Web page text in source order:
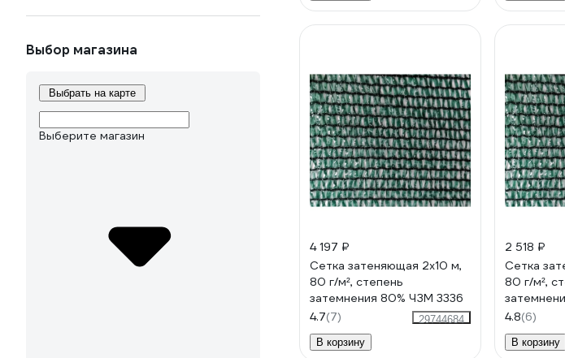
Выбор магазина
Выбрать на карте
Выберите магазин
4 197 ₽
Сетка затеняющая 2x10 м,
80 г/м², степень
затемнения 80% ЧЗМ 3336
4.7(7)
29744684
В корзину
2 518 ₽
Сетка
80 г/м²,
4.8(6)
В корзину